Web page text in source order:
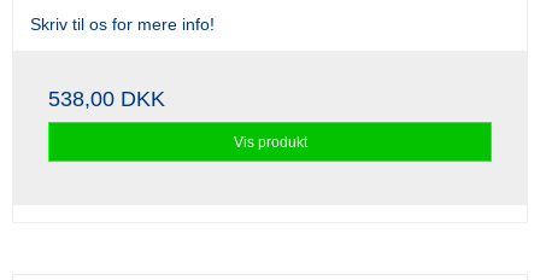
Skriv til os for mere info!
538,00 DKK
Vis produkt